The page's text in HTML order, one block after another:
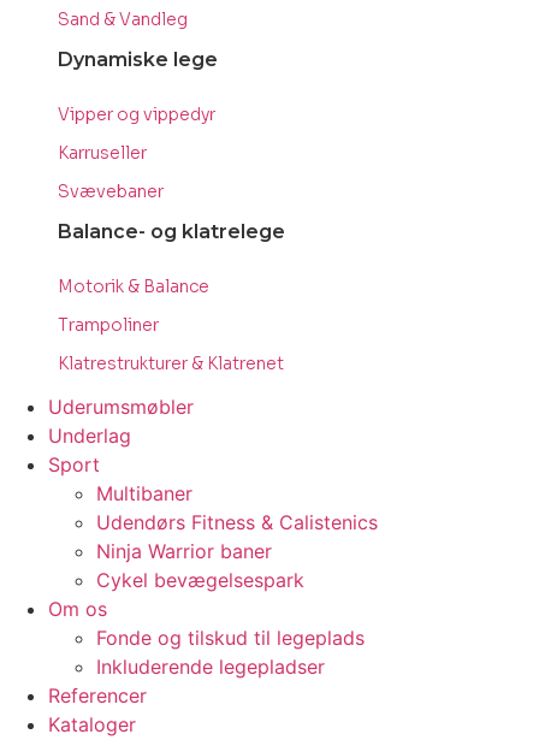
Sand & Vandleg
Dynamiske lege
Vipper og vippedyr
Karruseller
Svævebaner
Balance- og klatrelege
Motorik & Balance
Trampoliner
Klatrestrukturer & Klatrenet
Uderumsmøbler
Underlag
Sport
Multibaner
Udendørs Fitness & Calistenics
Ninja Warrior baner
Cykel bevægelsespark
Om os
Fonde og tilskud til legeplads
Inkluderende legepladser
Referencer
Kataloger